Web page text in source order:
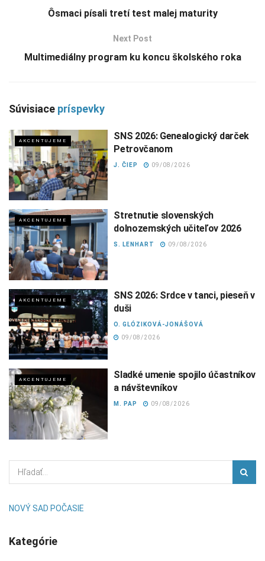
Ôsmaci písali tretí test malej maturity
Next Post
Multimediálny program ku koncu školského roka
Súvisiace príspevky
AKCENTUJEME
SNS 2026: Genealogický darček
Petrovčanom
J. ČIEP 09/08/2026
AKCENTUJEME
Stretnutie slovenských
dolnozemských učiteľov 2026
S. LENHART 09/08/2026
AKCENTUJEME
SNS 2026: Srdce v tanci, pieseň v
duši
O. GLÓZIKOVÁ-JONÁŠOVÁ
09/08/2026
AKCENTUJEME
Sladké umenie spojilo účastníkov
a návštevníkov
M. PAP 09/08/2026
NOVÝ SAD POČASIE
Kategórie